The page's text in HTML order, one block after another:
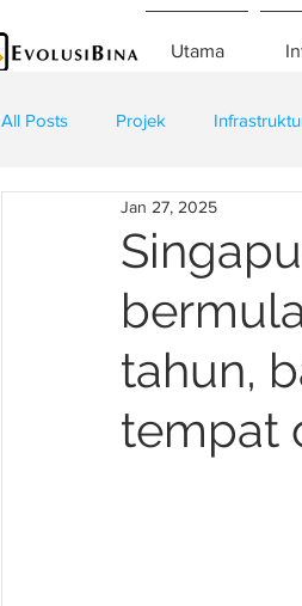
Utama
All Posts Projek
Teknologi Kontraktor
tahun,
tempat
Jan 27, 2025